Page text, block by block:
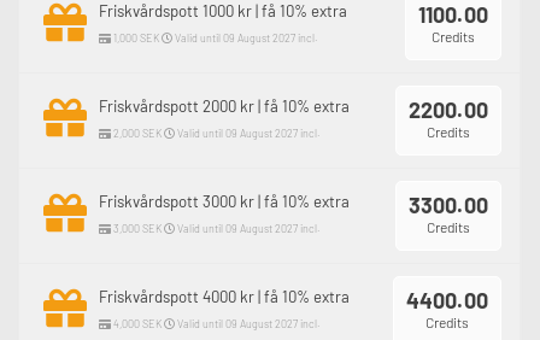
1100.00
Credits
Friskvårdspott 1000 kr | få 10% extra
1,000 SEK Valid until 09 August 2027 incl.
2200.00
Credits
Friskvårdspott 2000 kr | få 10% extra
2,000 SEK Valid until 09 August 2027 incl.
3300.00
Credits
Friskvårdspott 3000 kr | få 10% extra
3,000 SEK Valid until 09 August 2027 incl.
4400.00
Credits
Friskvårdspott 4000 kr | få 10% extra
4,000 SEK Valid until 09 August 2027 incl.